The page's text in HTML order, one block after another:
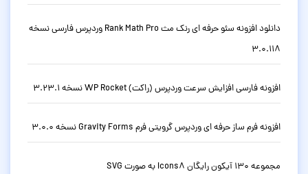
دانلود افزونه سئو حرفه ای رنک مث Rank Math Pro وردپرس فارسی نسخه
3.0.118
افزونه فارسی افزایش سرعت وردپرس (راکت) WP Rocket نسخه 3.23.1
افزونه فرم ساز حرفه ای وردپرس گرویتی فرم Gravity Forms نسخه 3.0.0
مجموعه 130 آیکون رایگان Icons8 به صورت SVG